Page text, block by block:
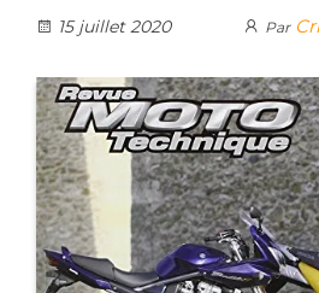
15 juillet 2020
Par